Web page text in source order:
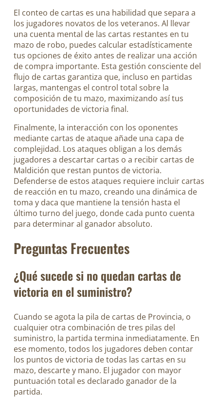
El conteo de cartas es una habilidad que separa a
los jugadores novatos de los veteranos. Al llevar
una cuenta mental de las cartas restantes en tu
mazo de robo, puedes calcular estadísticamente
tus opciones de éxito antes de realizar una acción
de compra importante. Esta gestión consciente del
flujo de cartas garantiza que, incluso en partidas
largas, mantengas el control total sobre la
composición de tu mazo, maximizando así tus
oportunidades de victoria final.
Finalmente, la interacción con los oponentes
mediante cartas de ataque añade una capa de
complejidad. Los ataques obligan a los demás
jugadores a descartar cartas o a recibir cartas de
Maldición que restan puntos de victoria.
Defenderse de estos ataques requiere incluir cartas
de reacción en tu mazo, creando una dinámica de
toma y daca que mantiene la tensión hasta el
último turno del juego, donde cada punto cuenta
para determinar al ganador absoluto.
Preguntas Frecuentes
¿Qué sucede si no quedan cartas de
victoria en el suministro?
Cuando se agota la pila de cartas de Provincia, o
cualquier otra combinación de tres pilas del
suministro, la partida termina inmediatamente. En
ese momento, todos los jugadores deben contar
los puntos de victoria de todas las cartas en su
mazo, descarte y mano. El jugador con mayor
puntuación total es declarado ganador de la
partida.